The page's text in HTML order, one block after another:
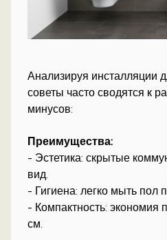
Анализируя инсталляции
советы часто сводятся к
минусов:
Преимущества:
- Эстетика: скрытые
вид.
- Гигиена: легко мыть пол
- Компактность: экономия
см.